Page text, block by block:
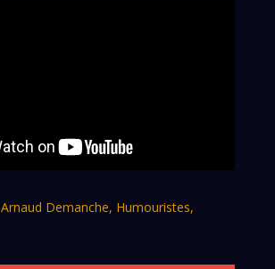
Arnaud Demanche, Humouristes,